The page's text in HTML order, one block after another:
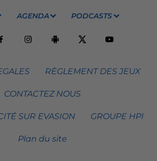
AGENDA PODCASTS
RÈGLEMENT DES JEUX
CONTACTEZ NOUS
SUR EVASION GROUPE HPI
Plan du site